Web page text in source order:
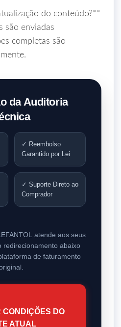
do conteúdo?**
são enviadas
completas são
da Auditoria
✓ Reembolso
Garantido por Lei
✓ Suporte Direto ao
Comprador
atende aos seus
redirecionamento abaixo
de faturamento
CONDIÇÕES DO
ATUAL